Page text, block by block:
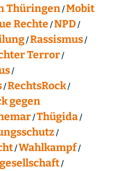
Thüringen Mobit
Rechte NPD
Rassismus
Terror
RechtsRock
gegen
Thügida
Wahlkampf